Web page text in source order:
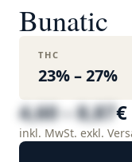
Bunatic
THC
23% – 27%
4,60 – 8,87
inkl. MwSt. exkl.